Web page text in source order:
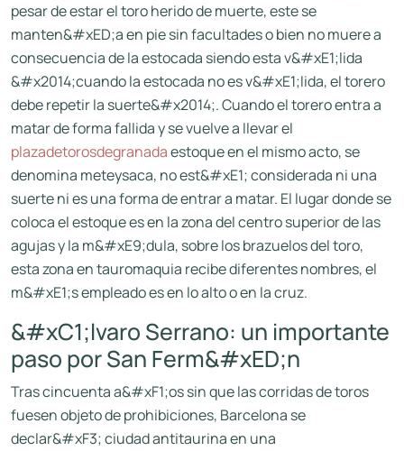
pesar de estar el toro herido de muerte, este se
manten&#xED;a en pie sin facultades o bien no muere a
consecuencia de la estocada siendo esta v&#xE1;lida
&#x2014;cuando la estocada no es v&#xE1;lida, el torero
debe repetir la suerte&#x2014;. Cuando el torero entra a
matar de forma fallida y se vuelve a llevar el
plazadetorosdegranadaestoque en el mismo acto, se
denomina meteysaca, no est&#xE1; considerada ni una
suerte ni es una forma de entrar a matar. El lugar donde se
coloca el estoque es en la zona del centro superior de las
agujas y la m&#xE9;dula, sobre los brazuelos del toro,
esta zona en tauromaquia recibe diferentes nombres, el
m&#xE1;s empleado es en lo alto o en la cruz.
&#xC1;lvaro Serrano: un importante
paso por San Ferm&#xED;n
Tras cincuenta a&#xF1;os sin que las corridas de toros
fuesen objeto de prohibiciones, Barcelona se
declar&#xF3; ciudad antitaurina en una